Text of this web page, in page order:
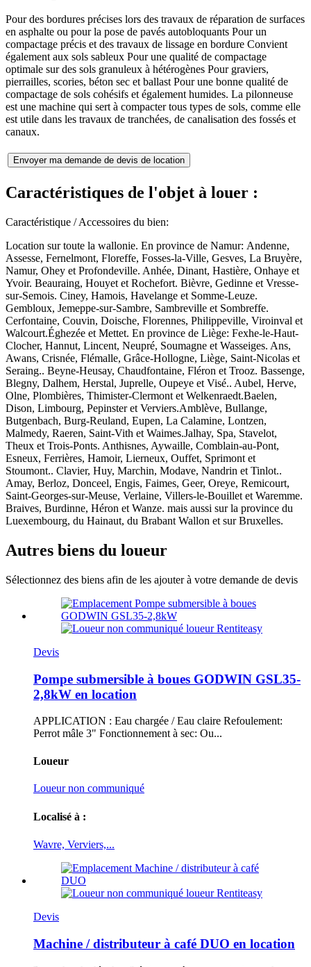
Pour des bordures précises lors des travaux de réparation de surfaces
en asphalte ou pour la pose de pavés autobloquants Pour un
compactage précis et des travaux de lissage en bordure Convient
également aux sols sableux Pour une qualité de compactage
optimale sur des sols granuleux à hétérogènes Pour graviers,
pierrailles, scories, béton sec et ballast Pour une bonne qualité de
compactage de sols cohésifs et également humides. La pilonneuse
est une machine qui sert à compacter tous types de sols, comme elle
est utile dans les travaux de tranchées, de canalisation des fossés et
canaux.
Caractéristiques de l'objet à louer :
Caractéristique / Accessoires du bien:
Location sur toute la wallonie. En province de Namur: Andenne,
Assesse, Fernelmont, Floreffe, Fosses-la-Ville, Gesves, La Bruyère,
Namur, Ohey et Profondeville. Anhée, Dinant, Hastière, Onhaye et
Yvoir. Beauraing, Houyet et Rochefort. Bièvre, Gedinne et Vresse-
sur-Semois. Ciney, Hamois, Havelange et Somme-Leuze.
Gembloux, Jemeppe-sur-Sambre, Sambreville et Sombreffe.
Cerfontaine, Couvin, Doische, Florennes, Philippeville, Viroinval et
Walcourt.Éghezée et Mettet. En province de Liège: Fexhe-le-Haut-
Clocher, Hannut, Lincent, Neupré, Soumagne et Wasseiges. Ans,
Awans, Crisnée, Flémalle, Grâce-Hollogne, Liège, Saint-Nicolas et
Seraing.. Beyne-Heusay, Chaudfontaine, Fléron et Trooz. Bassenge,
Blegny, Dalhem, Herstal, Juprelle, Oupeye et Visé.. Aubel, Herve,
Olne, Plombières, Thimister-Clermont et Welkenraedt.Baelen,
Dison, Limbourg, Pepinster et Verviers.Amblève, Bullange,
Butgenbach, Burg-Reuland, Eupen, La Calamine, Lontzen,
Malmedy, Raeren, Saint-Vith et Waimes.Jalhay, Spa, Stavelot,
Theux et Trois-Ponts. Anthisnes, Aywaille, Comblain-au-Pont,
Esneux, Ferrières, Hamoir, Lierneux, Ouffet, Sprimont et
Stoumont.. Clavier, Huy, Marchin, Modave, Nandrin et Tinlot..
Amay, Berloz, Donceel, Engis, Faimes, Geer, Oreye, Remicourt,
Saint-Georges-sur-Meuse, Verlaine, Villers-le-Bouillet et Waremme.
Braives, Burdinne, Héron et Wanze. mais aussi sur la province du
Luexembourg, du Hainaut, du Brabant Wallon et sur Bruxelles.
Autres biens du loueur
Sélectionnez des biens afin de les ajouter à votre demande de devis
Devis
Pompe submersible à boues GODWIN GSL35-
2,8kW en location
APPLICATION : Eau chargée / Eau claire Refoulement:
Perrot mâle 3" Fonctionnement à sec: Ou...
Loueur
Loueur non communiqué
Localisé à :
Wavre, Verviers,...
Devis
Machine / distributeur à café DUO en location